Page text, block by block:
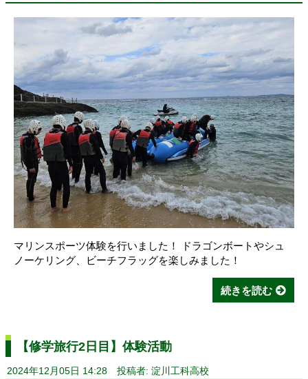
マリンスポーツ体験を行いました！ ドラゴンボートやシュ
ノーケリング、ビーチフラッグを楽しみました！
続きを読む
【修学旅行2日目】体験活動
2024年12月05日 14:28 投稿者: 淀川工科高校